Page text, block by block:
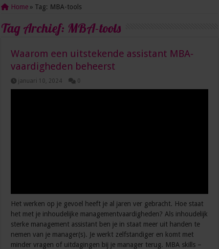
Home » Tag: MBA-tools
Tag Archief: MBA-tools
Waarom een uitstekende assistant MBA-
vaardigheden beheerst
januari 10, 2024 0
Het werken op je gevoel heeft je al jaren ver gebracht. Hoe staat
het met je inhoudelijke managementvaardigheden? Als inhoudelijk
sterke management assistant ben je in staat meer uit handen te
nemen van je manager(s). Je werkt zelfstandiger en komt met
minder vragen of uitdagingen bij je manager terug. MBA skills –